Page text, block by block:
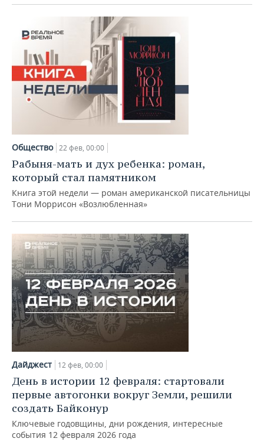
Общество 22 фев, 00:00
Рабыня-мать и дух ребенка: роман,
который стал памятником
Книга этой недели — роман американской писательницы
Тони Моррисон «Возлюбленная»
Дайджест 12 фев, 00:00
День в истории 12 февраля: стартовали
первые автогонки вокруг Земли, решили
создать Байконур
Ключевые годовщины, дни рождения, интересные
события 12 февраля 2026 года